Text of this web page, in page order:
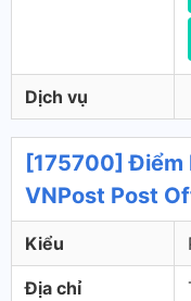
Dịch vụ
[175700] Điểm
VNPost Post
Kiểu
Địa chỉ